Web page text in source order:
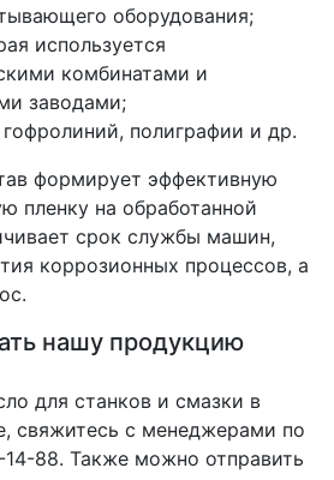
оборудования;
используется
комбинатами и
заводами;
полиграфии и др.
формирует эффективную
пленку на обработанной
срок службы машин,
коррозионных процессов, а
нашу продукцию
для станков и смазки в
свяжитесь с менеджерами по
88. Также можно отправить